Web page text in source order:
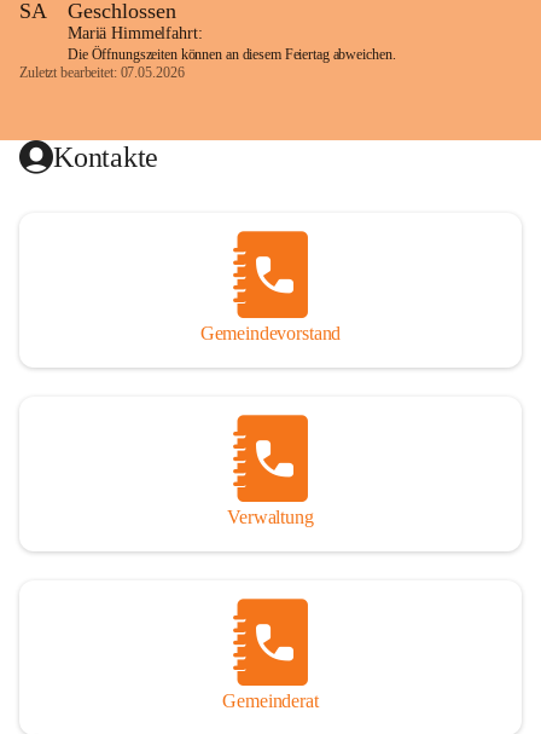
SA
Geschlossen
Mariä Himmelfahrt:
Die Öffnungszeiten können an diesem Feiertag abweichen.
Zuletzt bearbeitet: 07.05.2026
Kontakte
Gemeindevorstand
Verwaltung
Gemeinderat